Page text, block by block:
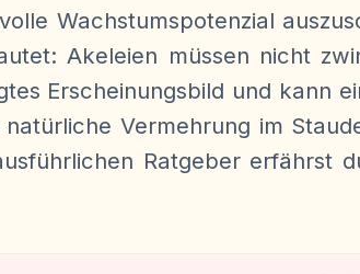
Wachstumspotenzial
Akeleien müssen nicht
Erscheinungsbild und kann
Vermehrung im
Ratgeber erfährst